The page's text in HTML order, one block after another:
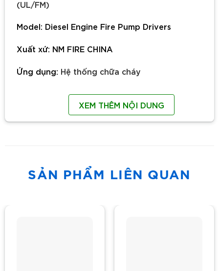
(UL/FM)
Model: Diesel Engine Fire Pump Drivers
Xuất xứ: NM FIRE CHINA
Ứng dụng: Hệ thống chữa cháy
XEM THÊM NỘI DUNG
SẢN PHẨM LIÊN QUAN